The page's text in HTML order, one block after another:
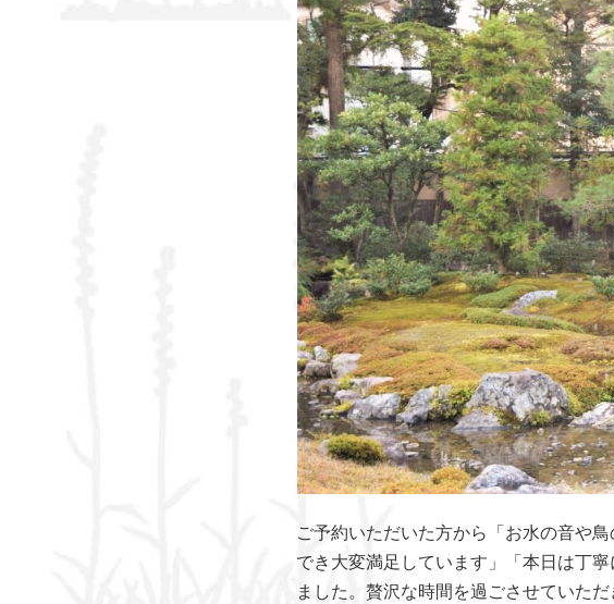
ご予約いただいた方から「お水の音や
でき大変満足しています」「本日は丁
ました。贅沢な時間を過ごさせていた